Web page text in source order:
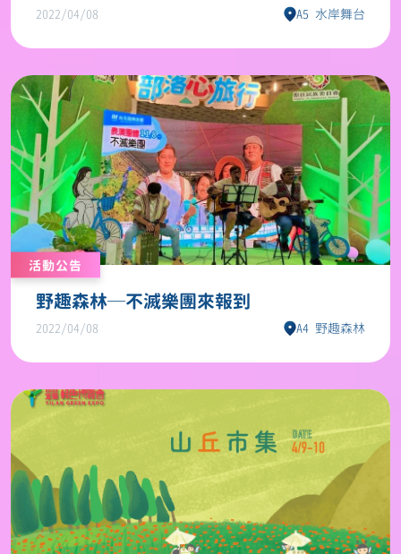
2022/04/08 A5 水岸舞台
活動公告
野趣森林─不滅樂團來報到
2022/04/08 A4 野趣森林